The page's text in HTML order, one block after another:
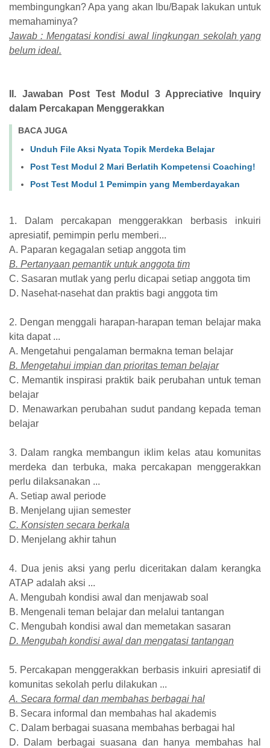
membingungkan? Apa yang akan Ibu/Bapak lakukan untuk
memahaminya?
Jawab : Mengatasi kondisi awal lingkungan sekolah yang
belum ideal.
II. Jawaban Post Test Modul 3 Appreciative Inquiry
dalam Percakapan Menggerakkan
BACA JUGA
Unduh File Aksi Nyata Topik Merdeka Belajar
Post Test Modul 2 Mari Berlatih Kompetensi Coaching!
Post Test Modul 1 Pemimpin yang Memberdayakan
1. Dalam percakapan menggerakkan berbasis inkuiri
apresiatif, pemimpin perlu memberi...
A. Paparan kegagalan setiap anggota tim
B. Pertanyaan pemantik untuk anggota tim
C. Sasaran mutlak yang perlu dicapai setiap anggota tim
D. Nasehat-nasehat dan praktis bagi anggota tim
2. Dengan menggali harapan-harapan teman belajar maka
kita dapat ...
A. Mengetahui pengalaman bermakna teman belajar
B. Mengetahui impian dan prioritas teman belajar
C. Memantik inspirasi praktik baik perubahan untuk teman
belajar
D. Menawarkan perubahan sudut pandang kepada teman
belajar
3. Dalam rangka membangun iklim kelas atau komunitas
merdeka dan terbuka, maka percakapan menggerakkan
perlu dilaksanakan ...
A. Setiap awal periode
B. Menjelang ujian semester
C. Konsisten secara berkala
D. Menjelang akhir tahun
4. Dua jenis aksi yang perlu diceritakan dalam kerangka
ATAP adalah aksi ...
A. Mengubah kondisi awal dan menjawab soal
B. Mengenali teman belajar dan melalui tantangan
C. Mengubah kondisi awal dan memetakan sasaran
D. Mengubah kondisi awal dan mengatasi tantangan
5. Percakapan menggerakkan berbasis inkuiri apresiatif di
komunitas sekolah perlu dilakukan ...
A. Secara formal dan membahas berbagai hal
B. Secara informal dan membahas hal akademis
C. Dalam berbagai suasana membahas berbagai hal
D. Dalam berbagai suasana dan hanya membahas hal